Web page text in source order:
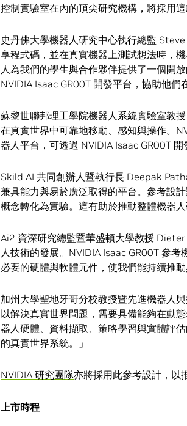
控制實驗室在內的頂尖研究機構，將採用
史丹佛大學機器人研究中心執行總監
享程式碼，並在真實機器上測試想法時，
人為我們的學生與合作夥伴提供了一個開
NVIDIA Isaac GR00T 開發平台，協助他們
蘇黎世聯邦理工學院機器人系統實驗室教
在真實世界中可靠地移動、感知與操作。
器人平台，可透過 NVIDIA Isaac GR00T
Skild AI 共同創辦人暨執行長 Deepak
兼具能力與易於廣泛取得的平台。參考設
概念轉化為實驗。這有助於推動整體機器人
Ai2 資深研究總監暨華盛頓大學教授
人技術的發展。NVIDIA Isaac GR00T 參
必要的硬體與軟體元件，使我們能持續推
加州大學聖地牙哥分校教授暨先進機器人
以解決真實世界問題，需要具備能夠在動
器人硬體、資料擷取、策略學習與實體評
的真實世界系統。」
NVIDIA 研究團隊亦將採用此參考設計，以
上市時程